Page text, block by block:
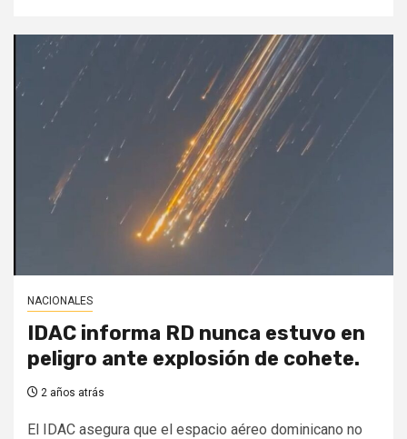
NACIONALES
IDAC informa RD nunca estuvo en
peligro ante explosión de cohete.
2 años atrás
El IDAC asegura que el espacio aéreo dominicano no